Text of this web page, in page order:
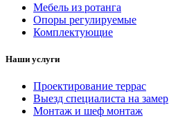
Мебель из ротанга
Опоры регулируемые
Комплектующие
Наши услуги
Проектирование террас
Выезд специалиста на замер
Монтаж и шеф монтаж